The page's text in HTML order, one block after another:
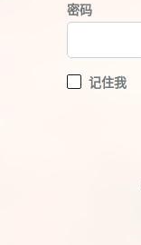
密码
记住我